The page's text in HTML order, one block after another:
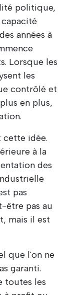
politique,
années à
Lorsque les
les
contrôlé et
en plus,
cette idée.
à la
des
pas
être pas au
mais il est
que l'on ne
garanti.
toutes les